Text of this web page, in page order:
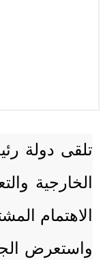
تلقى دولة
الخارجية
الاهتمام
واستعرض